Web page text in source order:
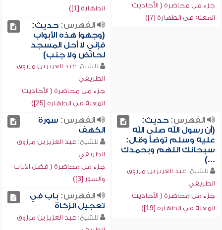
جزء من محاضرة ( الأحاديث
المعلة في الطهارة [7])
الطهارة [1])
الفهرس:حديث:
(وجهوا هذه الأبواب
فإني لا أحل المسجد
لحائض ولا جنب)
للشيخ: عبد العزيز بن مرزوق
الطريفي
جزء من محاضرة ( الأحاديث
المعلة في الطهارة [25])
الفهرس:حديث:
(أن رسول الله صلى الله
عليه وسلم توضأ وقال:
سبحانك اللهم وبحمدك
...)
للشيخ: عبد العزيز بن مرزوق
الطريفي
جزء من محاضرة ( الأحاديث
المعلة في الطهارة [19])
الفهرس: سورة
الكهف
للشيخ: عبد العزيز بن مرزوق
الطريفي
جزء من محاضرة ( فضل الآيات
والسور [3])
الفهرس: باب في
تعجيل الزكاة
للشيخ: عبد العزيز بن مرزوق